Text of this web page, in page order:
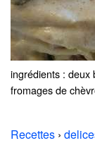
ingrédients : deux
fromages de
Recettes ›